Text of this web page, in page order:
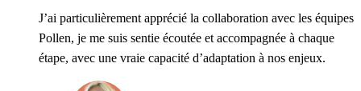
J’ai particulièrement apprécié la collaboration avec les équipes
Pollen, je me suis sentie écoutée et accompagnée à chaque
étape, avec une vraie capacité d’adaptation à nos enjeux.